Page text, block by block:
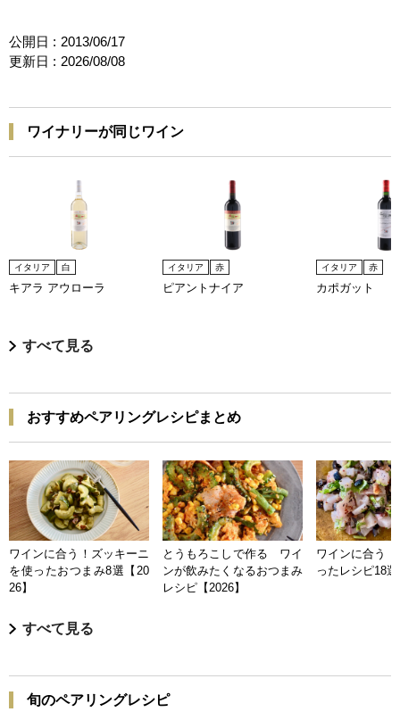
公開日 : 2013/06/17
更新日 : 2026/08/08
ワイナリーが同じワイン
イタリア 白
キアラ アウローラ
イタリア 赤
ピアントナイア
イタリア 赤
カポガット
すべて見る
おすすめペアリングレシピまとめ
ワインに合う！ズッキーニ
を使ったおつまみ8選【20
26】
とうもろこしで作る ワイ
ンが飲みたくなるおつまみ
レシピ【2026】
ワインに合う
ったレシピ18
すべて見る
旬のペアリングレシピ